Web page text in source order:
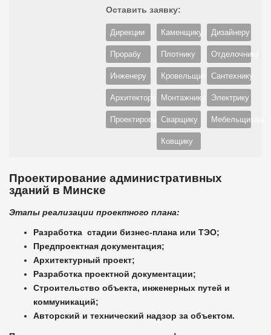
Оставить заявку:
Дирекции
Прорабу
Инженеру
Архитектору
Проектировщику
Каменщику
Плотнику
Кровельщику
Монтажнику
Сварщику
Ковщику
Дизайнеру
Отделочнику
Сантехнику
Электрику
Мебельщикам
Проектирование административных
зданий в Минске
Этапы реализации проектного плана:
Разработка стадии бизнес-плана или ТЭО;
Предпроектная документация;
Архитектурный проект;
Разработка проектной документации;
Строительство объекта, инженерных путей и
коммуникаций;
Авторский и технический надзор за объектом.